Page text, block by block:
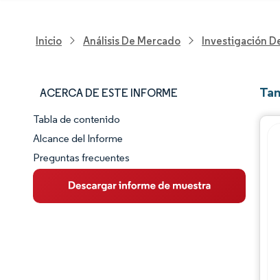
Inicio Análisis De Mercado Investigación
ACERCA DE ESTE INFORME
Panorama del Mercado
Visión General del Mercado
Tendencias Principales del Mercado
Tabla de contenido
Alcance del Informe
Preguntas frecuentes